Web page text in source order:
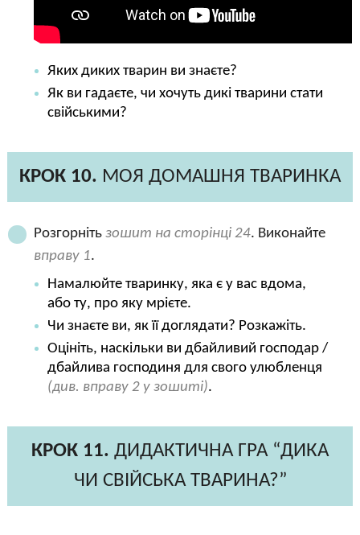
Яких диких тварин ви знаєте?
Як ви гадаєте, чи хочуть дикі тварини стати
свійськими?
КРОК 10. МОЯ ДОМАШНЯ ТВАРИНКА
Розгорніть зошит на сторінці 24. Виконайте
вправу 1.
Намалюйте тваринку, яка є у вас вдома,
або ту, про яку мрієте.
Чи знаєте ви, як її доглядати? Розкажіть.
Оцініть, наскільки ви дбайливий господар /
дбайлива господиня для свого улюбленця
(див. вправу 2 у зошиті).
КРОК 11. ДИДАКТИЧНА ГРА “ДИКА
ЧИ СВІЙСЬКА ТВАРИНА?”